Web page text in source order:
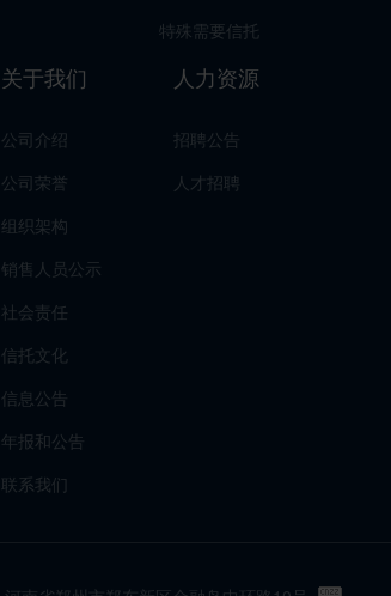
特殊需要信托
关于我们
公司介绍
公司荣誉
组织架构
销售人员公示
社会责任
信托文化
信息公告
年报和公告
联系我们
人力资源
招聘公告
人才招聘